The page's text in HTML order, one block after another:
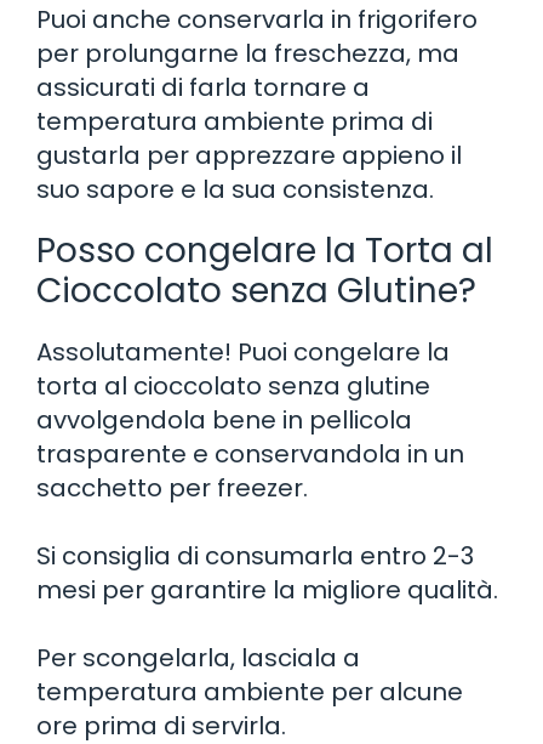
Puoi anche conservarla in frigorifero
per prolungarne la freschezza, ma
assicurati di farla tornare a
temperatura ambiente prima di
gustarla per apprezzare appieno il
suo sapore e la sua consistenza.
Posso congelare la Torta al
Cioccolato senza Glutine?
Assolutamente! Puoi congelare la
torta al cioccolato senza glutine
avvolgendola bene in pellicola
trasparente e conservandola in un
sacchetto per freezer.
Si consiglia di consumarla entro 2-3
mesi per garantire la migliore qualità.
Per scongelarla, lasciala a
temperatura ambiente per alcune
ore prima di servirla.